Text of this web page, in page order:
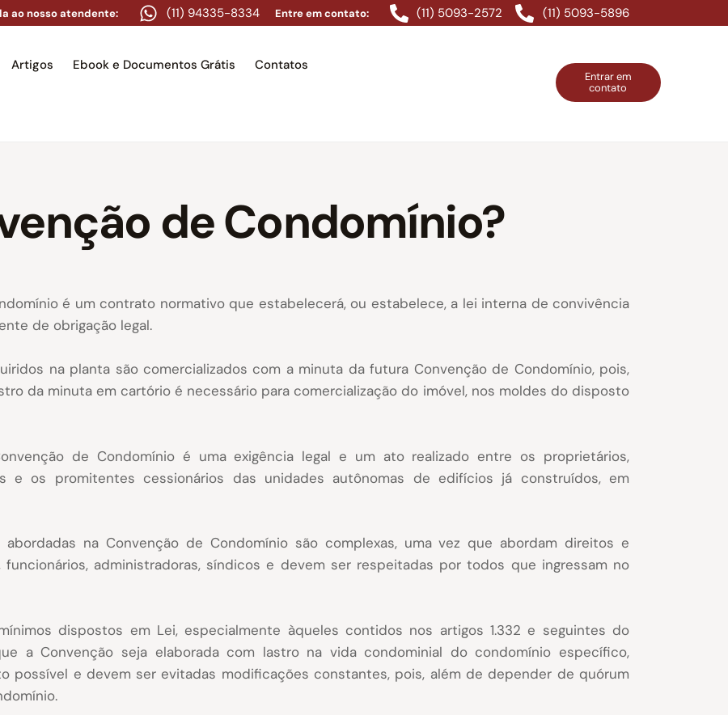
ao nosso atendente: (11) 94335-8334 Entre em contato: (11) 5093-2572 (11) 5093-5896
Artigos Ebook e Documentos Grátis Contatos
Entrar em
contato
de Condomínio?
é um contrato normativo que estabelecerá, ou estabelece, a lei interna de convivência
de obrigação legal.
na planta são comercializados com a minuta da futura Convenção de Condomínio, pois,
da minuta em cartório é necessário para comercialização do imóvel, nos moldes do disposto
de Condomínio é uma exigência legal e um ato realizado entre os proprietários,
e os promitentes cessionários das unidades autônomas de edifícios já construídos, em
na Convenção de Condomínio são complexas, uma vez que abordam direitos e
administradoras, síndicos e devem ser respeitadas por todos que ingressam no
dispostos em Lei, especialmente àqueles contidos nos artigos 1.332 e seguintes do
a Convenção seja elaborada com lastro na vida condominial do condomínio específico,
possível e devem ser evitadas modificações constantes, pois, além de depender de quórum